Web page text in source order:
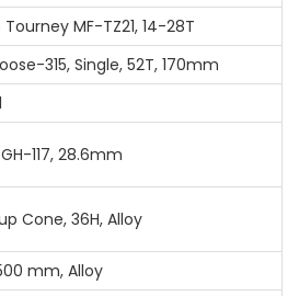
MF-TZ21, 14-28T
315, Single, 52T, 170mm
117, 28.6mm
Cone, 36H, Alloy
mm, Alloy